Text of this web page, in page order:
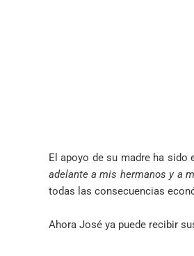
El apoyo de su madre ha
adelante a mis hermanos y a
todas las consecuencias
Ahora José ya puede recibir